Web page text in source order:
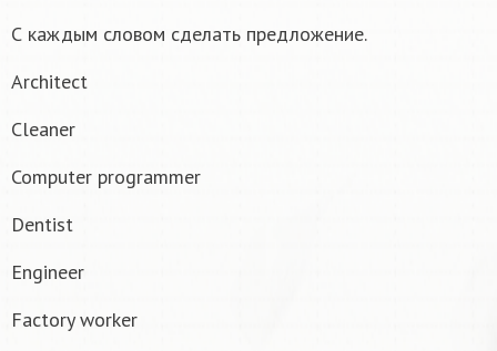
С каждым словом сделать предложение.
Architect
Cleaner
Computer programmer
Dentist
Engineer
Factory worker